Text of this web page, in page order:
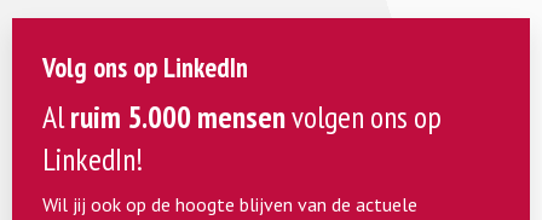
Volg ons op LinkedIn
Alruim 5.000 mensenvolgen ons op
LinkedIn!
Wil jij ook op de hoogte blijven van de actuele